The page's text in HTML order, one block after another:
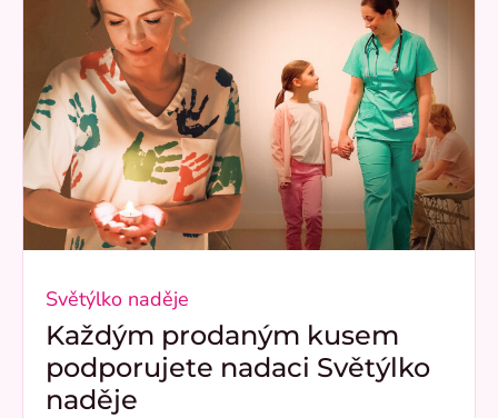
Světýlko naděje
Každým prodaným kusem
podporujete nadaci Světýlko
naděje